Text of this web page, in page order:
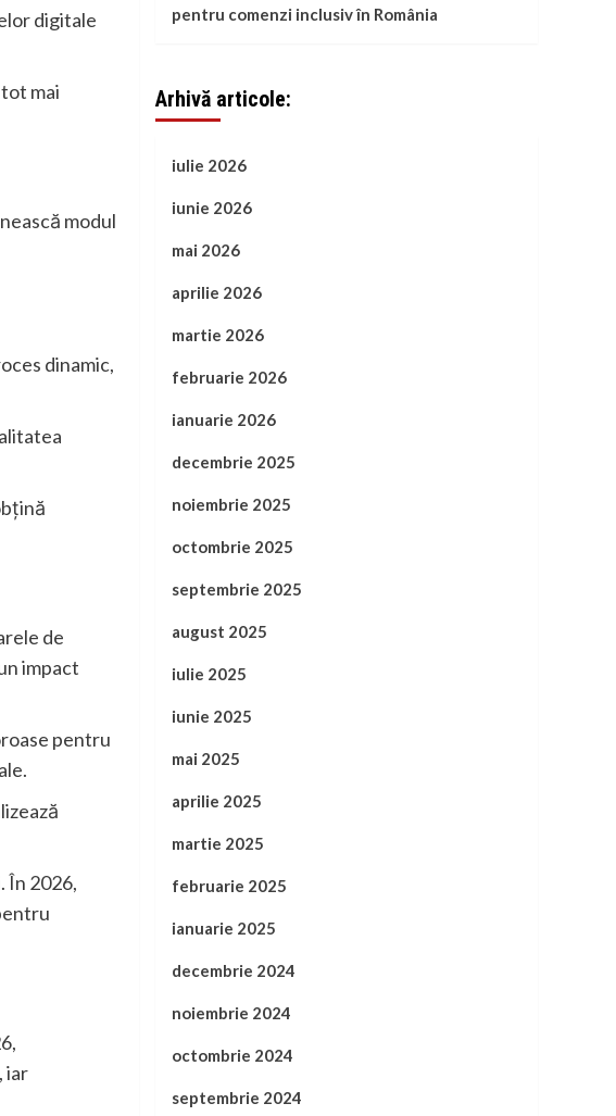
digitale
mai
modul
dinamic,
de
impact
pentru
În 2026,
iar
pentru comenzi inclusiv în România
Arhivă articole:
iulie 2026
iunie 2026
mai 2026
aprilie 2026
martie 2026
februarie 2026
ianuarie 2026
decembrie 2025
noiembrie 2025
octombrie 2025
septembrie 2025
august 2025
iulie 2025
iunie 2025
mai 2025
aprilie 2025
martie 2025
februarie 2025
ianuarie 2025
decembrie 2024
noiembrie 2024
octombrie 2024
septembrie 2024